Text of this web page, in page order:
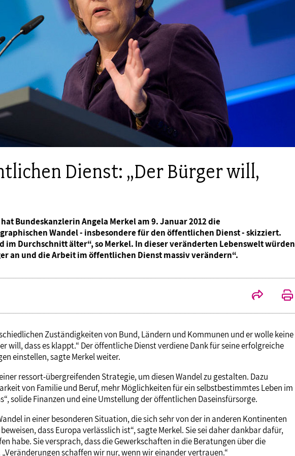
Mitgliedsgewerkschaften
Kooperationen
Alterssicherung
Bildung
Gesundheit
Gender Budgeting
Europa
Stellungnahmen
Digitalisierung
Frauenrecht kompakt
Seminare
Akademie
Verlag
Dienst: „Der Bürger will,
Bundeskanzlerin Angela Merkel am 9. Januar 2012 die
Wandel - insbesondere für den öffentlichen Dienst - skizziert.
Durchschnitt älter“, so Merkel. In dieser veränderten Lebenswelt würden
an und die Arbeit im öffentlichen Dienst massiv verändern“.
Zuständigkeiten von Bund, Ländern und Kommunen und er wolle keine
will, dass es klappt.“ Der öffentliche Dienst verdiene Dank für seine erfolgreiche
einstellen, sagte Merkel weiter.
ressort-übergreifenden Strategie, um diesen Wandel zu gestalten. Dazu
von Familie und Beruf, mehr Möglichkeiten für ein selbstbestimmtes Leben im
solide Finanzen und eine Umstellung der öffentlichen Daseinsfürsorge.
in einer besonderen Situation, die sich sehr von der in anderen Kontinenten
dass Europa verlässlich ist“, sagte Merkel. Sie sei daher dankbar dafür,
habe. Sie versprach, dass die Gewerkschaften in die Beratungen über die
schaffen wir nur, wenn wir einander vertrauen.“